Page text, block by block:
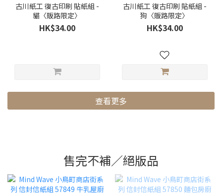
古川紙工 復古印刷 貼紙組 -
貓〈販路限定〉
HK$34.00
古川紙工 復古印刷 貼紙組 -
狗〈販路限定〉
HK$34.00
查看更多
售完不補／絕版品